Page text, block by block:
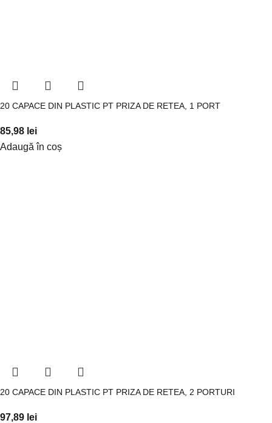
20 CAPACE DIN PLASTIC PT PRIZA DE RETEA, 1 PORT
85,98 lei
Adaugă în coș
20 CAPACE DIN PLASTIC PT PRIZA DE RETEA, 2 PORTURI
97,89 lei